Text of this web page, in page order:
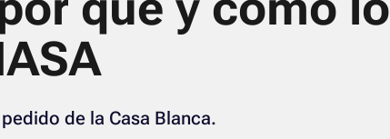
de la Casa Blanca.